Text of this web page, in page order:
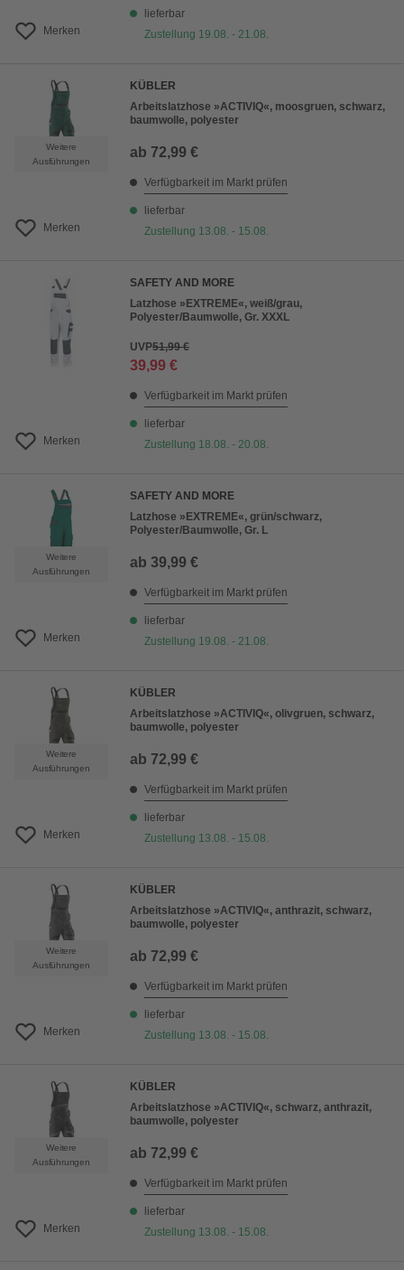
Merken
lieferbar
Zustellung 19.08. - 21.08.
Weitere
Ausführungen
Merken
KÜBLER
Arbeitslatzhose »ACTIVIQ«, moosgruen, schwarz,
baumwolle, polyester
ab 72,99 €
Verfügbarkeit im Markt prüfen
lieferbar
Zustellung 13.08. - 15.08.
Merken
SAFETY AND MORE
Latzhose »EXTREME«, weiß/grau,
Polyester/Baumwolle, Gr. XXXL
UVP51,99 €
39,99 €
Verfügbarkeit im Markt prüfen
lieferbar
Zustellung 18.08. - 20.08.
Weitere
Ausführungen
Merken
SAFETY AND MORE
Latzhose »EXTREME«, grün/schwarz,
Polyester/Baumwolle, Gr. L
ab 39,99 €
Verfügbarkeit im Markt prüfen
lieferbar
Zustellung 19.08. - 21.08.
Weitere
Ausführungen
Merken
KÜBLER
Arbeitslatzhose »ACTIVIQ«, olivgruen, schwarz,
baumwolle, polyester
ab 72,99 €
Verfügbarkeit im Markt prüfen
lieferbar
Zustellung 13.08. - 15.08.
Weitere
Ausführungen
Merken
KÜBLER
Arbeitslatzhose »ACTIVIQ«, anthrazit, schwarz,
baumwolle, polyester
ab 72,99 €
Verfügbarkeit im Markt prüfen
lieferbar
Zustellung 13.08. - 15.08.
Weitere
Ausführungen
Merken
KÜBLER
Arbeitslatzhose »ACTIVIQ«, schwarz, anthrazit,
baumwolle, polyester
ab 72,99 €
Verfügbarkeit im Markt prüfen
lieferbar
Zustellung 13.08. - 15.08.